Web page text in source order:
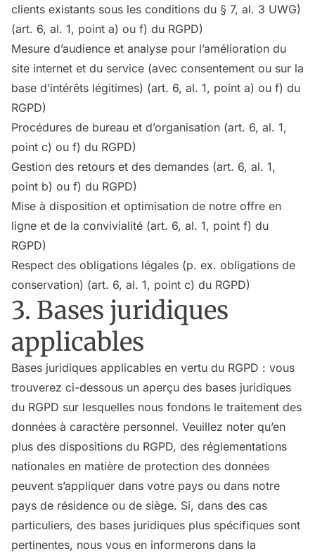
clients existants sous les conditions du § 7, al. 3 UWG)
(art. 6, al. 1, point a) ou f) du RGPD)
Mesure d’audience et analyse pour l’amélioration du
site internet et du service (avec consentement ou sur la
base d’intérêts légitimes) (art. 6, al. 1, point a) ou f) du
RGPD)
Procédures de bureau et d’organisation (art. 6, al. 1,
point c) ou f) du RGPD)
Gestion des retours et des demandes (art. 6, al. 1,
point b) ou f) du RGPD)
Mise à disposition et optimisation de notre offre en
ligne et de la convivialité (art. 6, al. 1, point f) du
RGPD)
Respect des obligations légales (p. ex. obligations de
conservation) (art. 6, al. 1, point c) du RGPD)
3. Bases juridiques
applicables
Bases juridiques applicables en vertu du RGPD : vous
trouverez ci-dessous un aperçu des bases juridiques
du RGPD sur lesquelles nous fondons le traitement des
données à caractère personnel. Veuillez noter qu’en
plus des dispositions du RGPD, des réglementations
nationales en matière de protection des données
peuvent s’appliquer dans votre pays ou dans notre
pays de résidence ou de siège. Si, dans des cas
particuliers, des bases juridiques plus spécifiques sont
pertinentes, nous vous en informerons dans la